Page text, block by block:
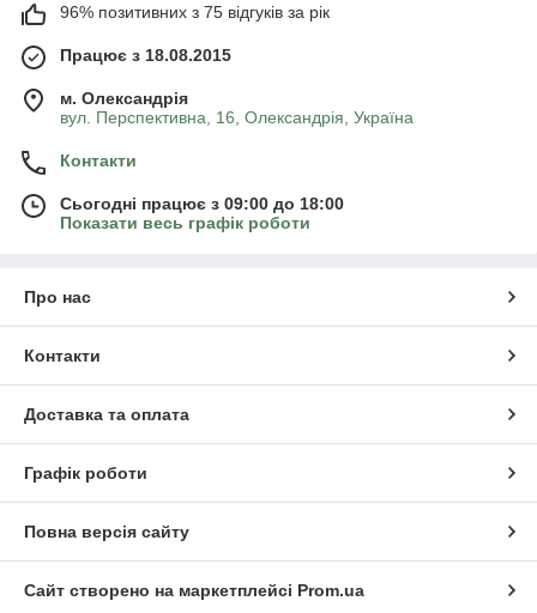
96% позитивних з 75 відгуків за рік
Працює з 18.08.2015
м. Олександрія
вул. Перспективна, 16, Олександрія, Україна
Контакти
Сьогодні працює з 09:00 до 18:00
Показати весь графік роботи
Про нас
Контакти
Доставка та оплата
Графік роботи
Повна версія сайту
Сайт створено на маркетплейсі Prom.ua